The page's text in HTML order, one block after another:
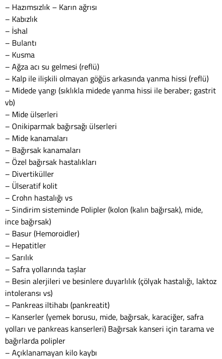
– Hazımsızlık – Karın ağrısı
– Kabızlık
– İshal
– Bulantı
– Kusma
– Ağza acı su gelmesi (reflü)
– Kalp ile ilişkili olmayan göğüs arkasında yanma hissi (reflü)
– Midede yangı (sıklıkla midede yanma hissi ile beraber; gastrit
vb)
– Mide ülserleri
– Onikiparmak bağırsağı ülserleri
– Mide kanamaları
– Bağırsak kanamaları
– Özel bağırsak hastalıkları
– Divertiküller
– Ülseratif kolit
– Crohn hastalığı vs
– Sindirim sisteminde Polipler (kolon (kalın bağırsak), mide,
ince bağırsak)
– Basur (Hemoroidler)
– Hepatitler
– Sarılık
– Safra yollarında taşlar
– Besin alerjileri ve besinlere duyarlılık (çölyak hastalığı, laktoz
intoleransı vs)
– Pankreas iltihabı (pankreatit)
– Kanserler (yemek borusu, mide, bağırsak, karaciğer, safra
yolları ve pankreas kanserleri) Bağırsak kanseri için tarama ve
bağırlarda polipler
– Açıklanamayan kilo kaybı